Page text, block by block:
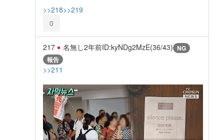
>>218>>219
0
217 名無し2年前ID:kyNDg2MzE(36/43) NG
報告
>>211